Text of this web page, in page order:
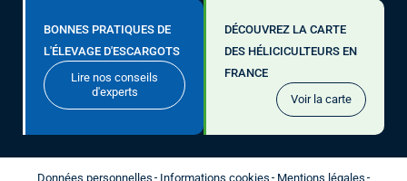
BONNES PRATIQUES DE
L'ÉLEVAGE D'ESCARGOTS
Lire nos conseils
d'experts
DÉCOUVREZ LA CARTE
DES HÉLICICULTEURS EN
FRANCE
Voir la carte
Données personnelles Informations cookies Mentions légales